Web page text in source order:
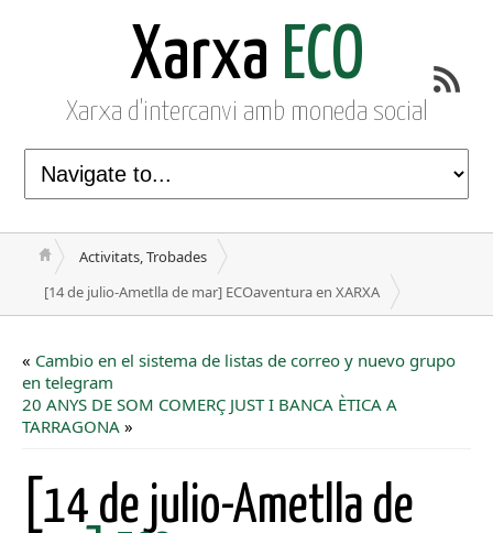
Xarxa ECO
Xarxa d'intercanvi amb moneda social
Activitats, Trobades
[14 de julio-Ametlla de mar] ECOaventura en XARXA
« Cambio en el sistema de listas de correo y nuevo grupo
en telegram
20 ANYS DE SOM COMERÇ JUST I BANCA ÈTICA A
TARRAGONA »
[14 de julio-Ametlla de